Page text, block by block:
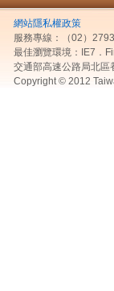
網站隱私權政策
服務專線：（02）
最佳瀏覽環境：IE7．
交通部高速公路局北區
Copyright © 2012